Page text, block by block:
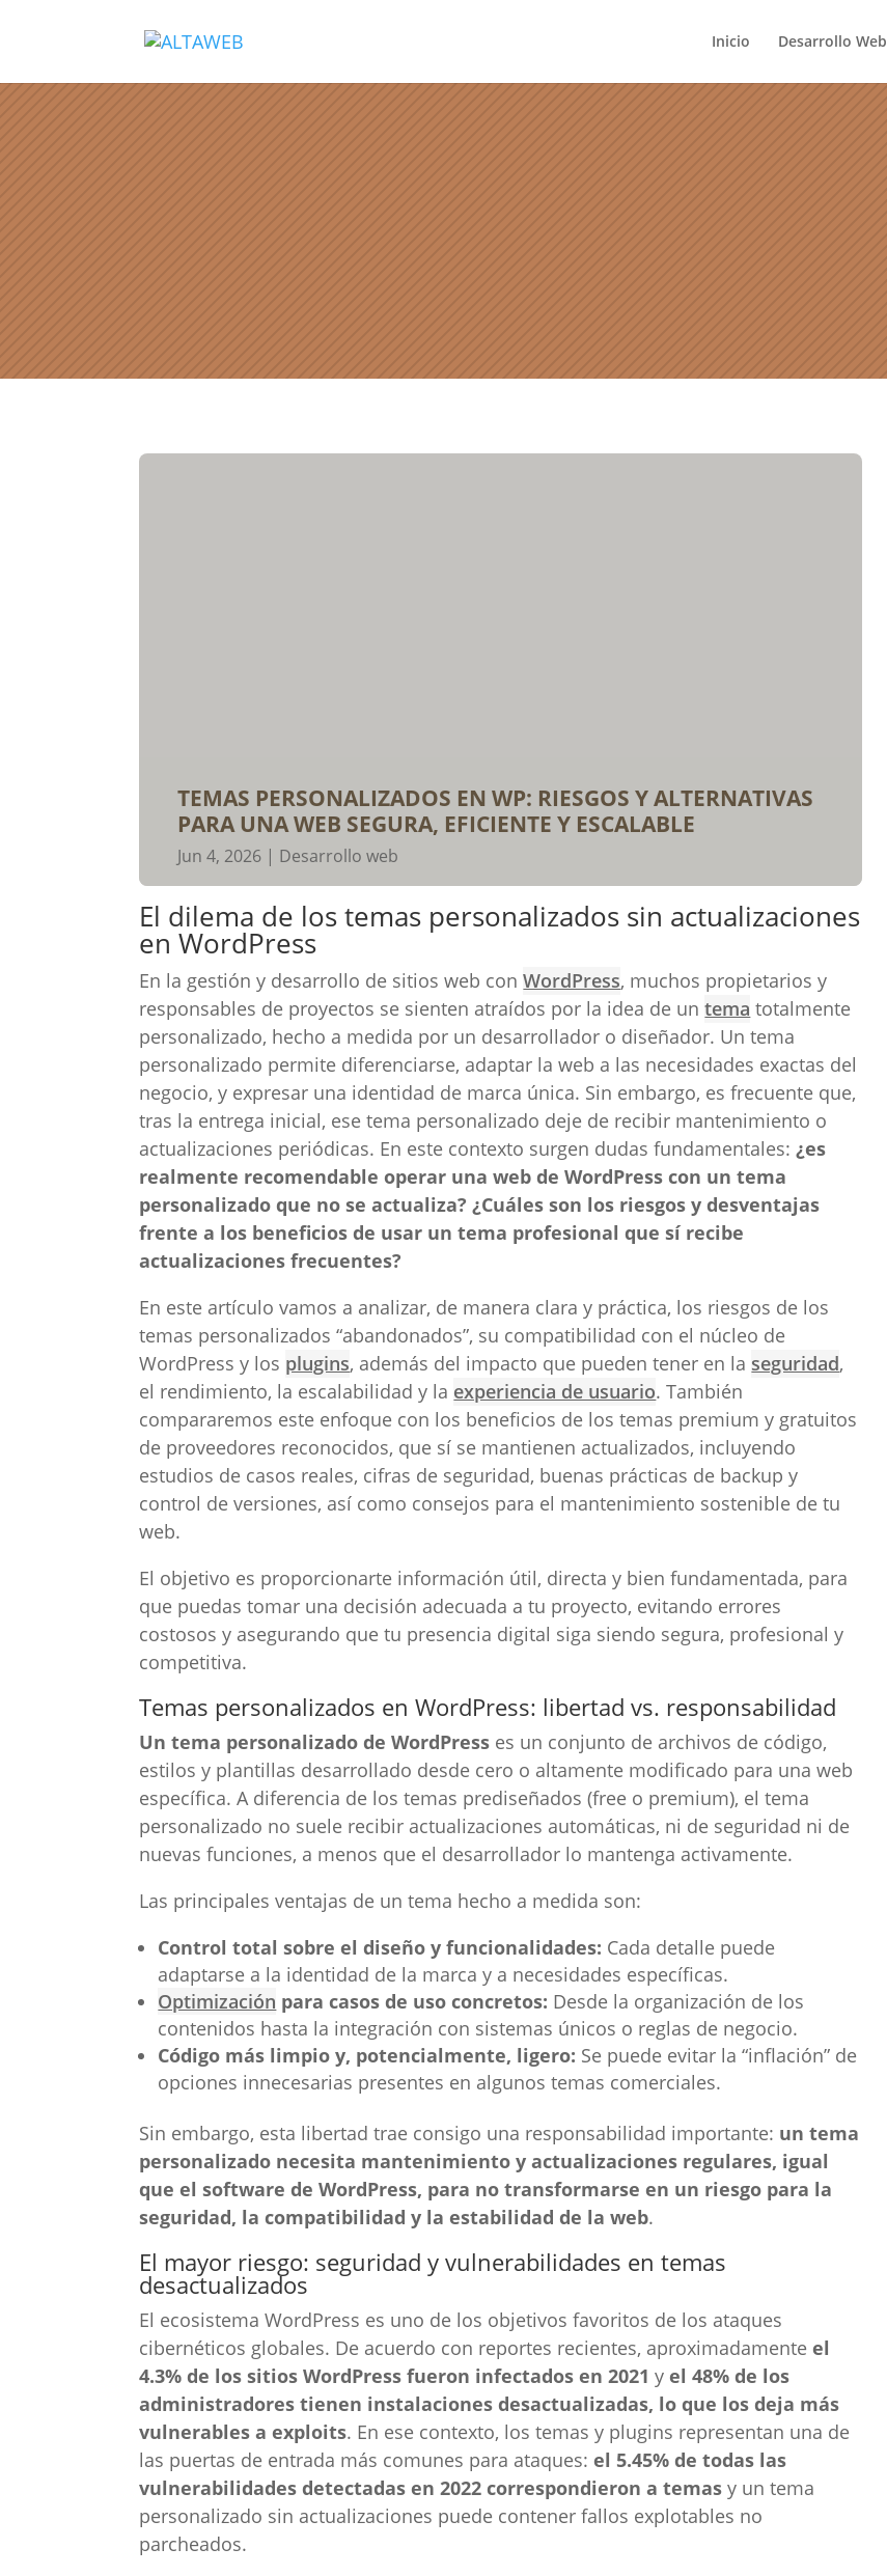
Inicio Desarrollo Web
TEMAS PERSONALIZADOS EN WP: RIESGOS Y ALTERNATIVAS
PARA UNA WEB SEGURA, EFICIENTE Y ESCALABLE
Jun 4, 2026 | Desarrollo web
El dilema de los temas personalizados sin actualizaciones
en WordPress
En la gestión y desarrollo de sitios web conWordPress, muchos propietarios y
responsables de proyectos se sienten atraídos por la idea de untema totalmente
personalizado, hecho a medida por un desarrollador o diseñador. Un tema
personalizado permite diferenciarse, adaptar la web a las necesidades exactas del
negocio, y expresar una identidad de marca única. Sin embargo, es frecuente que,
tras la entrega inicial, ese tema personalizado deje de recibir mantenimiento o
actualizaciones periódicas. En este contexto surgen dudas fundamentales:¿es
realmente recomendable operar una web de WordPress con un tema
personalizado que no se actualiza? ¿Cuáles son los riesgos y desventajas
frente a los beneficios de usar un tema profesional que sí recibe
actualizaciones frecuentes?
En este artículo vamos a analizar, de manera clara y práctica, los riesgos de los
temas personalizados “abandonados”, su compatibilidad con el núcleo de
WordPress y los plugins, además del impacto que pueden tener en la seguridad,
el rendimiento, la escalabilidad y la experiencia de usuario. También
compararemos este enfoque con los beneficios de los temas premium y gratuitos
de proveedores reconocidos, que sí se mantienen actualizados, incluyendo
estudios de casos reales, cifras de seguridad, buenas prácticas de backup y
control de versiones, así como consejos para el mantenimiento sostenible de tu
web.
El objetivo es proporcionarte información útil, directa y bien fundamentada, para
que puedas tomar una decisión adecuada a tu proyecto, evitando errores
costosos y asegurando que tu presencia digital siga siendo segura, profesional y
competitiva.
Temas personalizados en WordPress: libertad vs. responsabilidad
Un tema personalizado de WordPress es un conjunto de archivos de código,
estilos y plantillas desarrollado desde cero o altamente modificado para una web
específica. A diferencia de los temas prediseñados (free o premium), el tema
personalizado no suele recibir actualizaciones automáticas, ni de seguridad ni de
nuevas funciones, a menos que el desarrollador lo mantenga activamente.
Las principales ventajas de un tema hecho a medida son:
Control total sobre el diseño y funcionalidades: Cada detalle puede
adaptarse a la identidad de la marca y a necesidades específicas.
Optimización para casos de uso concretos: Desde la organización de los
contenidos hasta la integración con sistemas únicos o reglas de negocio.
Código más limpio y, potencialmente, ligero: Se puede evitar la “inflación” de
opciones innecesarias presentes en algunos temas comerciales.
Sin embargo, esta libertad trae consigo una responsabilidad importante: un tema
personalizado necesita mantenimiento y actualizaciones regulares, igual
que el software de WordPress, para no transformarse en un riesgo para la
seguridad, la compatibilidad y la estabilidad de la web.
El mayor riesgo: seguridad y vulnerabilidades en temas
desactualizados
El ecosistema WordPress es uno de los objetivos favoritos de los ataques
cibernéticos globales. De acuerdo con reportes recientes, aproximadamenteel
4.3% de los sitios WordPress fueron infectados en 2021 yel 48% de los
administradores tienen instalaciones desactualizadas, lo que los deja más
vulnerables a exploits. En ese contexto, los temas y plugins representan una de
las puertas de entrada más comunes para ataques:el 5.45% de todas las
vulnerabilidades detectadas en 2022 correspondieron a temas y un tema
personalizado sin actualizaciones puede contener fallos explotables no
parcheados.